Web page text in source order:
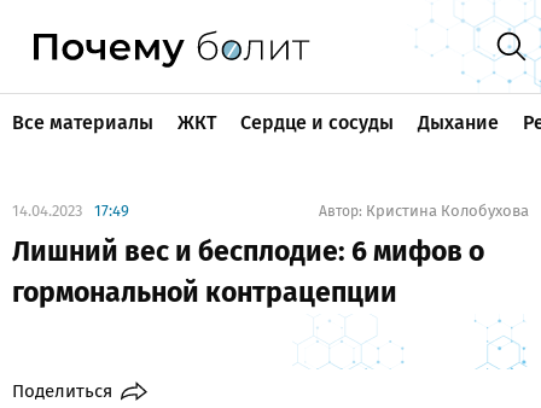
Все материалы ЖКТ Сердце и сосуды Дыхание
14.04.2023 17:49 Автор: Кристина Колобухова
Лишний вес и бесплодие: 6 мифов о
гормональной контрацепции
Поделиться